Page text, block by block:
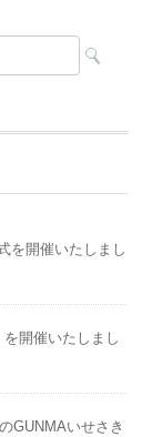
を開催いたしまし
開催いたしまし
いせさき